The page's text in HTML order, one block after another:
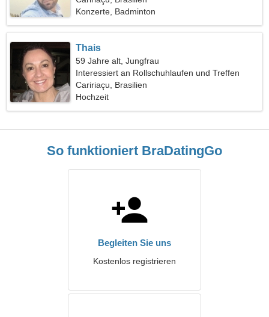
Konzerte, Badminton
Thais
59 Jahre alt, Jungfrau
Interessiert an Rollschuhlaufen und Treffen
Caririaçu, Brasilien
Hochzeit
So funktioniert BraDatingGo
Begleiten Sie uns
Kostenlos registrieren